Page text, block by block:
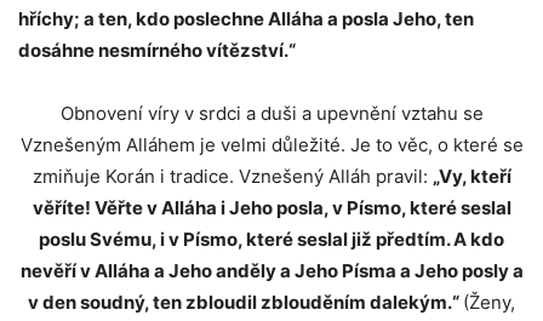
hříchy; a ten, kdo poslechne Alláha a posla Jeho, ten
dosáhne nesmírného vítězství.“
Obnovení víry v srdci a duši a upevnění vztahu se
Vznešeným Alláhem je velmi důležité. Je to věc, o které se
zmiňuje Korán i tradice. Vznešený Alláh pravil: „Vy, kteří
věříte! Věřte v Alláha i Jeho posla, v Písmo, které seslal
poslu Svému, i v Písmo, které seslal již předtím. A kdo
nevěří v Alláha a Jeho anděly a Jeho Písma a Jeho posly a
v den soudný, ten zbloudil zblouděním dalekým.“ (Ženy,